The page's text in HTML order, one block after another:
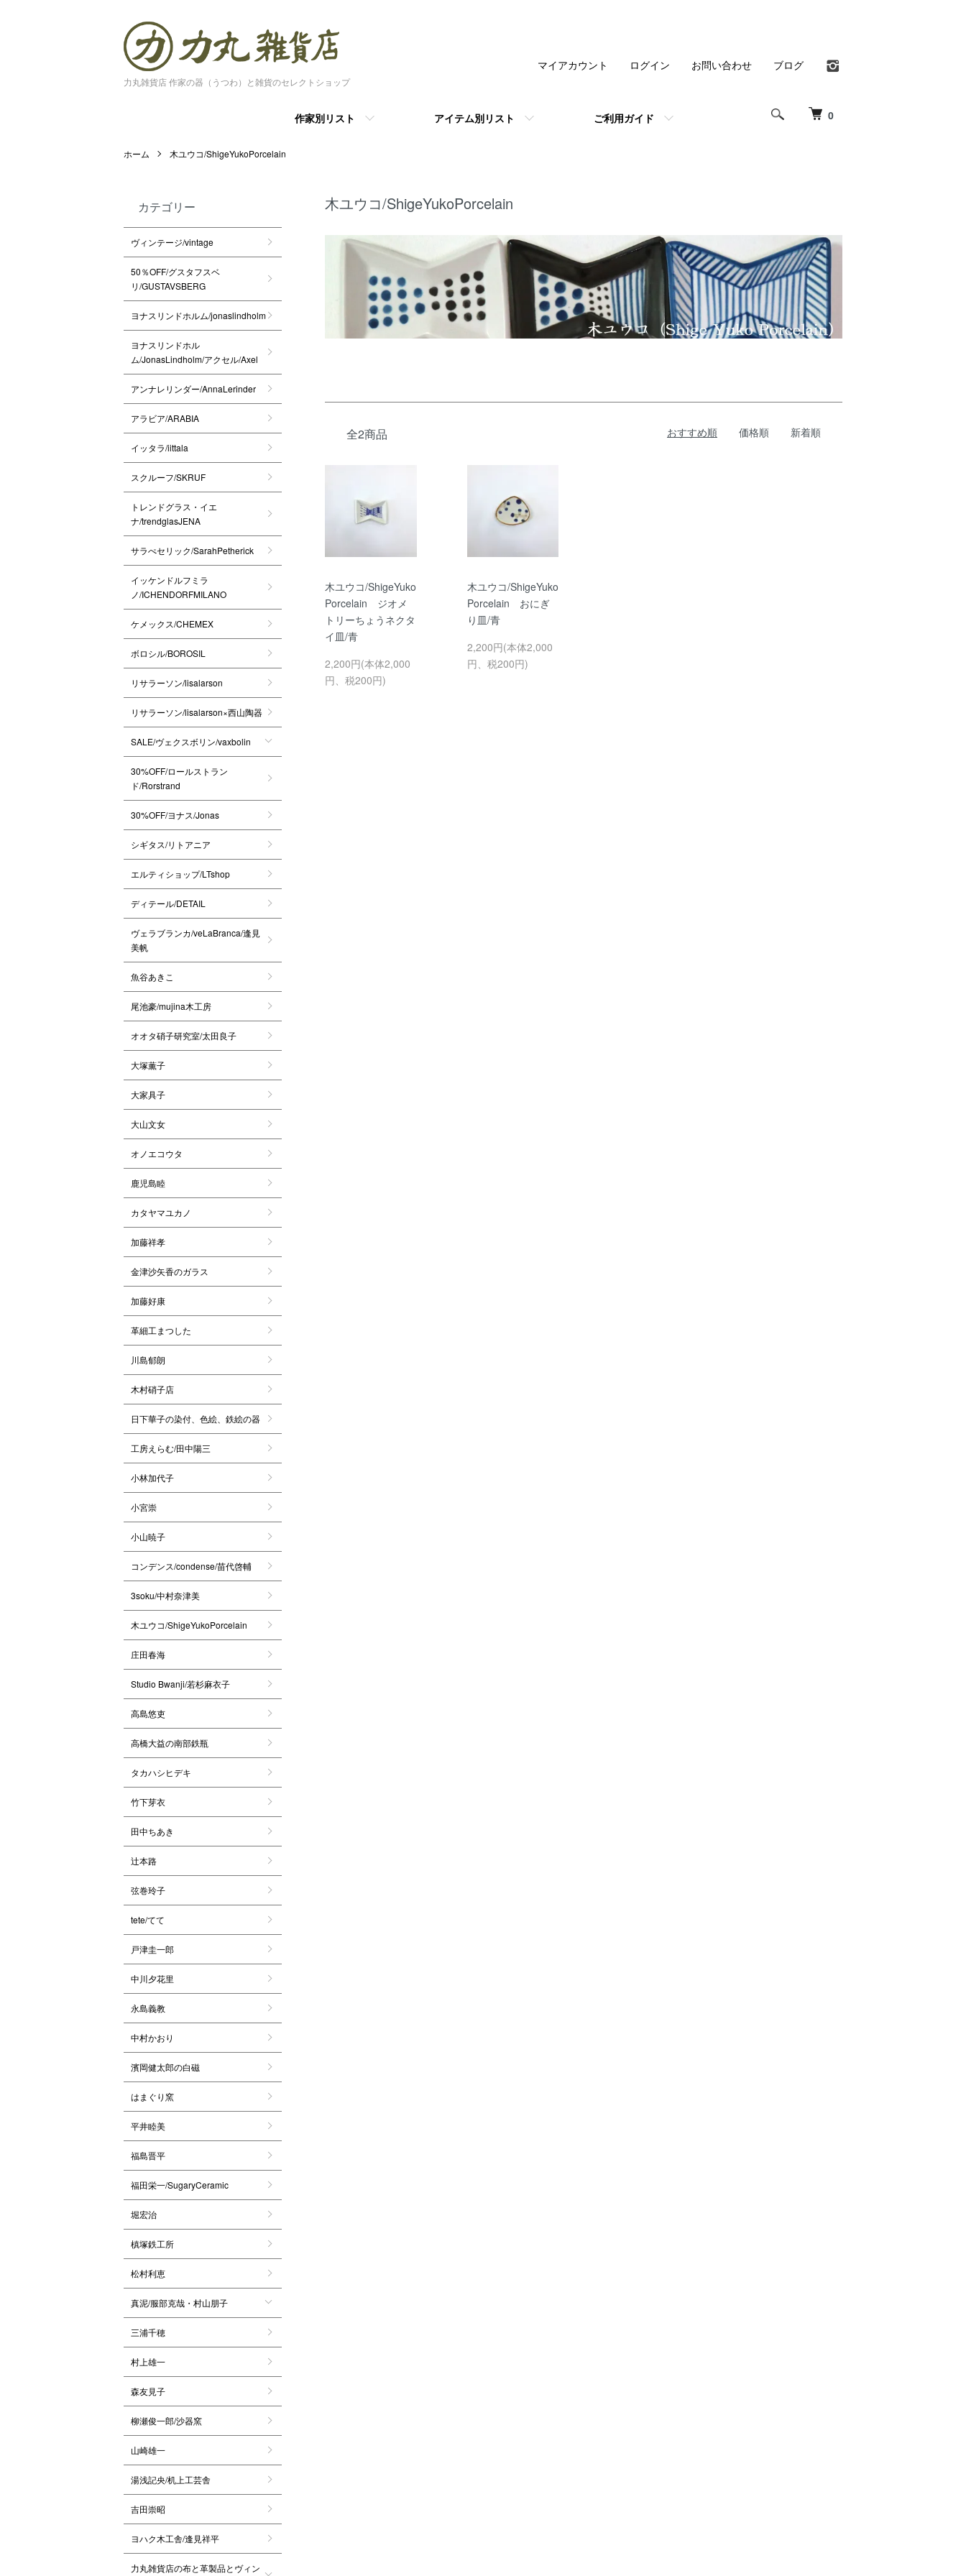
力丸雑貨店 作家の器（うつわ）と雑貨のセレクトショップ
0
作家別リスト アイテム別リスト ご利用ガイド
マイアカウント ログイン お問い合わせ ブログ
ホーム 木ユウコ/ShigeYukoPorcelain
木ユウコ/ShigeYukoPorcelain
全2商品 おすすめ順 価格順 新着順
木ユウコ/ShigeYuko
Porcelain ジオメ
トリーちょうネクタ
イ皿/青
2,200円(本体2,000
円、税200円)
木ユウコ/ShigeYuko
Porcelain おにぎ
り皿/青
2,200円(本体2,000
円、税200円)
カテゴリー
ヴィンテージ/vintage
50％OFF/グスタフスベ
リ/GUSTAVSBERG
ヨナスリンドホルム/jonaslindholm
ヨナスリンドホル
ム/JonasLindholm/アクセル/Axel
アンナレリンダー/AnnaLerinder
アラビア/ARABIA
イッタラ/iittala
スクルーフ/SKRUF
トレンドグラス・イエ
ナ/trendglasJENA
サラぺセリック/SarahPetherick
イッケンドルフミラ
ノ/ICHENDORFMILANO
ケメックス/CHEMEX
ボロシル/BOROSIL
リサラーソン/lisalarson
リサラーソン/lisalarson×西山陶器
SALE/ヴェクスボリン/vaxbolin
30%OFF/ロールストラン
ド/Rorstrand
30%OFF/ヨナス/Jonas
シギタス/リトアニア
エルティショップ/LTshop
ディテール/DETAIL
ヴェラブランカ/veLaBranca/逢見
美帆
魚谷あきこ
尾池豪/mujina木工房
オオタ硝子研究室/太田良子
大塚薫子
大家具子
大山文女
オノエコウタ
鹿児島睦
カタヤマユカノ
加藤祥孝
金津沙矢香のガラス
加藤好康
革細工まつした
川島郁朗
木村硝子店
日下華子の染付、色絵、鉄絵の器
工房えらむ/田中陽三
小林加代子
小宮崇
小山暁子
コンデンス/condense/苗代啓輔
3soku/中村奈津美
木ユウコ/ShigeYukoPorcelain
庄田春海
Studio Bwanji/若杉麻衣子
高島悠吏
高橋大益の南部鉄瓶
タカハシヒデキ
竹下芽衣
田中ちあき
辻本路
弦巻玲子
tete/てて
戸津圭一郎
中川夕花里
永島義教
中村かおり
濱岡健太郎の白磁
はまぐり窯
平井睦美
福島晋平
福田栄一/SugaryCeramic
堀宏治
槙塚鉄工所
松村利恵
真泥/服部克哉・村山朋子
三浦千穂
村上雄一
森友見子
柳瀬俊一郎/沙器窯
山崎雄一
湯浅記央/机上工芸舎
吉田崇昭
ヨハク木工舎/逢見祥平
力丸雑貨店の布と革製品とヴィン